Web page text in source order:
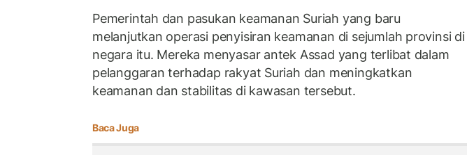
Pemerintah dan pasukan keamanan Suriah yang baru
melanjutkan operasi penyisiran keamanan di sejumlah provinsi di
negara itu. Mereka menyasar antek Assad yang terlibat dalam
pelanggaran terhadap rakyat Suriah dan meningkatkan
keamanan dan stabilitas di kawasan tersebut.
Baca Juga